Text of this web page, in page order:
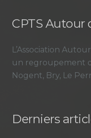
CPTS Autour
L’Association
un regroupement
Nogent, Bry, Le
Derniers